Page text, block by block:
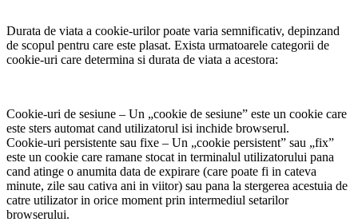
Durata de viata a cookie-urilor poate varia semnificativ, depinzand
de scopul pentru care este plasat. Exista urmatoarele categorii de
cookie-uri care determina si durata de viata a acestora:
Cookie-uri de sesiune – Un „cookie de sesiune” este un cookie care
este sters automat cand utilizatorul isi inchide browserul.
Cookie-uri persistente sau fixe – Un „cookie persistent” sau „fix”
este un cookie care ramane stocat in terminalul utilizatorului pana
cand atinge o anumita data de expirare (care poate fi in cateva
minute, zile sau cativa ani in viitor) sau pana la stergerea acestuia de
catre utilizator in orice moment prin intermediul setarilor
browserului.